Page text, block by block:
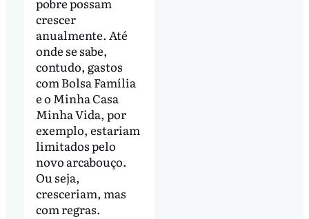
crescer
anualmente. Até
onde se sabe,
contudo, gastos
com Bolsa Família
e o Minha Casa
Minha Vida, por
exemplo, estariam
limitados pelo
novo arcabouço.
Ou seja,
cresceriam, mas
com regras.